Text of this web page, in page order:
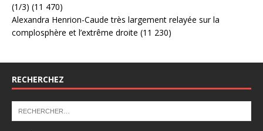
(1/3) (11 470)
Alexandra Henrion-Caude très largement relayée sur la
complosphère et l’extrême droite (11 230)
RECHERCHEZ